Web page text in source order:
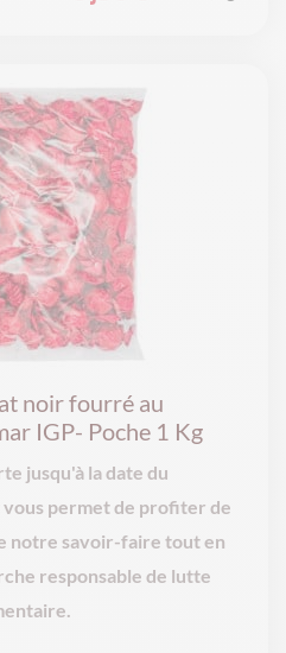
noir fourré au
IGP- Poche 1 Kg
jusqu'à la date du
permet de profiter de
notre savoir-faire tout en
responsable de lutte